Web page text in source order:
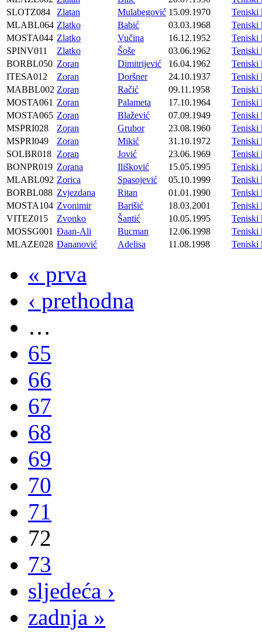
SLOTZ084
Zlatan Mulabegović 15.09.1970
MLABL064 Zlatko Babić 03.03.1968
MOSTA044 Zlatko Vučina 16.12.1952
Teniski
SPINV011
Zlatko Šoše 03.06.1962
Teniski
BORBL050 Zoran Dimitrijević 16.04.1962
Teniski
ITESA012
Zoran Doršner 24.10.1937
MABBL002 Zoran Račić 09.11.1958
MOSTA061 Zoran Palameta 17.10.1964
Teniski
MOSTA065 Zoran Blažević 07.09.1949
Teniski
MSPRI028
Zoran Grubor 23.08.1960
MSPRI049
Zoran Mikić 31.10.1972
SOLBR018 Zoran Jović 23.06.1969
Teniski
BONPR019 Zorana Ilišković 15.05.1995
MLABL092 Zorica Spasojević 05.10.1999
BORBL088 Zvjezdana Ritan 01.01.1990
Teniski
MOSTA104 Zvonimir Barišić 18.03.2001
Teniski
VITEZ015
Zvonko Šantić 10.05.1995
MOSSG001 Đaan-Ali Bucman 12.06.1998
MLAZE028 Đananović Adelisa 11.08.1998
« prva
‹ prethodna
…
65
66
67
68
69
70
71
72
73
sljedeća ›
zadnja »